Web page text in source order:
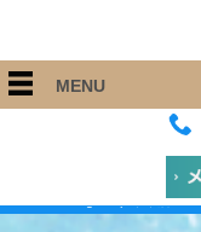
MENU
ARK Diving Shop 串本店 >